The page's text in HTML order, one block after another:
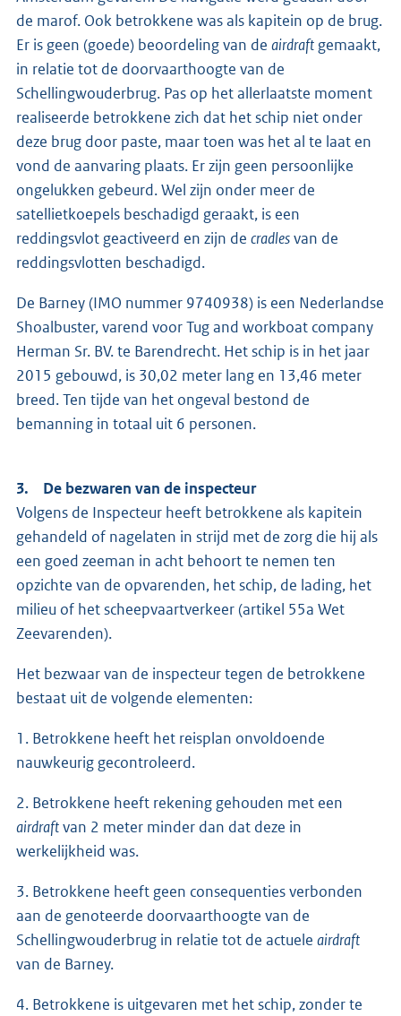
de marof. Ook betrokkene was als kapitein op de brug.
Er is geen (goede) beoordeling van de airdraft gemaakt,
in relatie tot de doorvaarthoogte van de
Schellingwouderbrug. Pas op het allerlaatste moment
realiseerde betrokkene zich dat het schip niet onder
deze brug door paste, maar toen was het al te laat en
vond de aanvaring plaats. Er zijn geen persoonlijke
ongelukken gebeurd. Wel zijn onder meer de
satellietkoepels beschadigd geraakt, is een
reddingsvlot geactiveerd en zijn de cradlesvan de
reddingsvlotten beschadigd.
De Barney (IMO nummer 9740938) is een Nederlandse
Shoalbuster, varend voor Tug and workboat company
Herman Sr. BV. te Barendrecht. Het schip is in het jaar
2015 gebouwd, is 30,02 meter lang en 13,46 meter
breed. Ten tijde van het ongeval bestond de
bemanning in totaal uit 6 personen.
3. De bezwaren van de inspecteur
Volgens de Inspecteur heeft betrokkene als kapitein
gehandeld of nagelaten in strijd met de zorg die hij als
een goed zeeman in acht behoort te nemen ten
opzichte van de opvarenden, het schip, de lading, het
milieu of het scheepvaartverkeer (artikel 55a Wet
Zeevarenden).
Het bezwaar van de inspecteur tegen de betrokkene
bestaat uit de volgende elementen:
1. Betrokkene heeft het reisplan onvoldoende
nauwkeurig gecontroleerd.
2. Betrokkene heeft rekening gehouden met een
airdraftvan 2 meter minder dan dat deze in
werkelijkheid was.
3. Betrokkene heeft geen consequenties verbonden
aan de genoteerde doorvaarthoogte van de
Schellingwouderbrug in relatie tot de actuele airdraft
van de Barney.
4. Betrokkene is uitgevaren met het schip, zonder te